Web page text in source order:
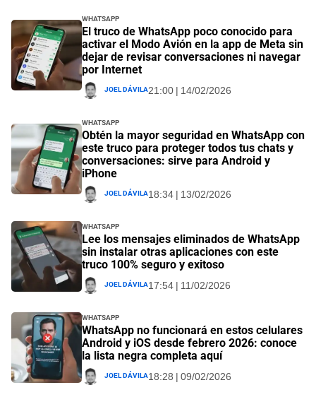
Whatsapp
El truco de WhatsApp poco conocido para
activar el Modo Avión en la app de Meta sin
dejar de revisar conversaciones ni navegar
por Internet
Joel Dávila21:00 | 14/02/2026
Whatsapp
Obtén la mayor seguridad en WhatsApp con
este truco para proteger todos tus chats y
conversaciones: sirve para Android y
iPhone
Joel Dávila18:34 | 13/02/2026
Whatsapp
Lee los mensajes eliminados de WhatsApp
sin instalar otras aplicaciones con este
truco 100% seguro y exitoso
Joel Dávila17:54 | 11/02/2026
Whatsapp
WhatsApp no funcionará en estos celulares
Android y iOS desde febrero 2026: conoce
la lista negra completa aquí
Joel Dávila18:28 | 09/02/2026